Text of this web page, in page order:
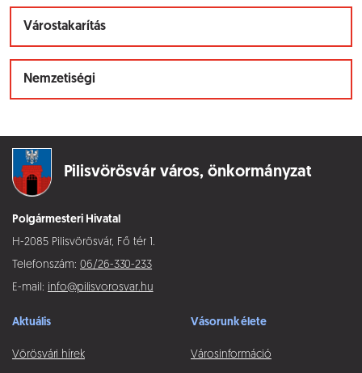
Várostakarítás
Nemzetiségi
Pilisvörösvár város, önkormányzat
Polgármesteri Hivatal
H-2085 Pilisvörösvár, Fő tér 1.
Telefonszám: 06/26-330-233
E-mail: info@pilisvorosvar.hu
Aktuális
Vörösvári hírek
Vásorunk élete
Városinformáció